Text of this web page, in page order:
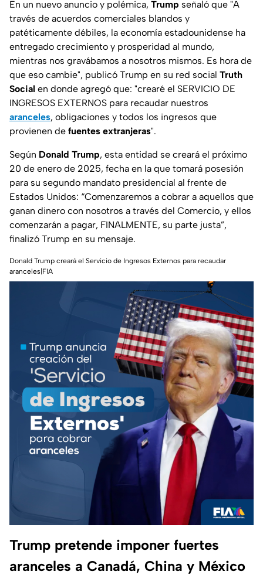
En un nuevo anuncio y polémica, Trump señaló que "A
través de acuerdos comerciales blandos y
patéticamente débiles, la economía estadounidense ha
entregado crecimiento y prosperidad al mundo,
mientras nos gravábamos a nosotros mismos. Es hora de
que eso cambie", publicó Trump en su red social Truth
Social en donde agregó que: "crearé el SERVICIO DE
INGRESOS EXTERNOS para recaudar nuestros
aranceles, obligaciones y todos los ingresos que
provienen de fuentes extranjeras".
Según Donald Trump, esta entidad se creará el próximo
20 de enero de 2025, fecha en la que tomará posesión
para su segundo mandato presidencial al frente de
Estados Unidos: “Comenzaremos a cobrar a aquellos que
ganan dinero con nosotros a través del Comercio, y ellos
comenzarán a pagar, FINALMENTE, su parte justa”,
finalizó Trump en su mensaje.
Donald Trump creará el Servicio de Ingresos Externos para recaudar
aranceles|FIA
Trump pretende imponer fuertes
aranceles a Canadá, China y México